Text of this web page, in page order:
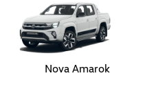
Nova Amarok